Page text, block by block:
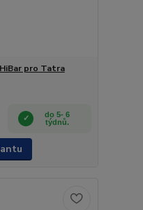
pro Tatra
do 5- 6
týdnů.